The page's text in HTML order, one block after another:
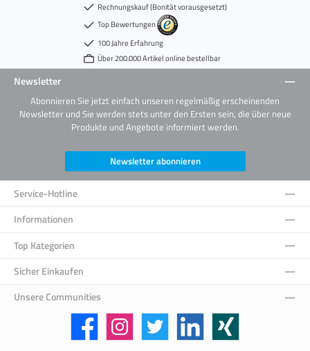
Rechnungskauf (Bonität vorausgesetzt)
Top Bewertungen
100 Jahre Erfahrung
Über 200.000 Artikel online bestellbar
Newsletter
Abonnieren Sie jetzt einfach unseren regelmäßig erscheinenden
Newsletter und Sie werden stets unter den Ersten sein, die über neue
Produkte und Angebote informiert werden.
Newsletter abonnieren
Service-Hotline
Informationen
Top Kategorien
Sicher Einkaufen
Unsere Communities
Facebook Instagram Twitter LinkedIn Xing